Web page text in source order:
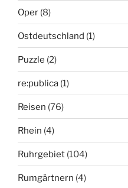
Oper (8)
Ostdeutschland (1)
Puzzle (2)
re:publica (1)
Reisen (76)
Rhein (4)
Ruhrgebiet (104)
Rumgärtnern (4)